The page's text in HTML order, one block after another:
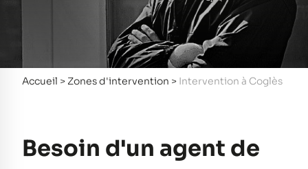
Accueil > Zones d'intervention > Intervention à Coglès
Besoin d'un agent de